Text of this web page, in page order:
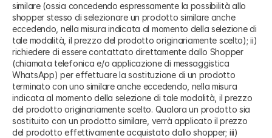
similare (ossia concedendo espressamente la possibilità allo
shopper stesso di selezionare un prodotto similare anche
eccedendo, nella misura indicata al momento della selezione di
tale modalità, il prezzo del prodotto originariamente scelto); ii)
richiedere di essere contattato direttamente dallo Shopper
(chiamata telefonica e/o applicazione di messaggistica
WhatsApp) per effettuare la sostituzione di un prodotto
terminato con uno similare anche eccedendo, nella misura
indicata al momento della selezione di tale modalità, il prezzo
del prodotto originariamente scelto. Qualora un prodotto sia
sostituito con un prodotto similare, verrà applicato il prezzo
del prodotto effettivamente acquistato dallo shopper; iii)